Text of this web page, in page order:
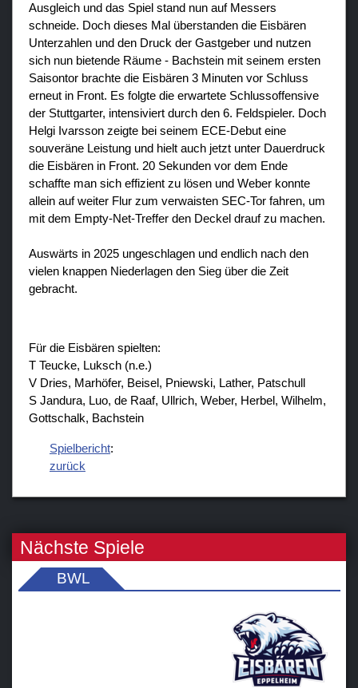
Ausgleich und das Spiel stand nun auf Messers
schneide. Doch dieses Mal überstanden die Eisbären
Unterzahlen und den Druck der Gastgeber und nutzen
sich nun bietende Räume - Bachstein mit seinem ersten
Saisontor brachte die Eisbären 3 Minuten vor Schluss
erneut in Front. Es folgte die erwartete Schlussoffensive
der Stuttgarter, intensiviert durch den 6. Feldspieler. Doch
Helgi Ivarsson zeigte bei seinem ECE-Debut eine
souveräne Leistung und hielt auch jetzt unter Dauerdruck
die Eisbären in Front. 20 Sekunden vor dem Ende
schaffte man sich effizient zu lösen und Weber konnte
allein auf weiter Flur zum verwaisten SEC-Tor fahren, um
mit dem Empty-Net-Treffer den Deckel drauf zu machen.
Auswärts in 2025 ungeschlagen und endlich nach den
vielen knappen Niederlagen den Sieg über die Zeit
gebracht.
Für die Eisbären spielten:
T Teucke, Luksch (n.e.)
V Dries, Marhöfer, Beisel, Pniewski, Lather, Patschull
S Jandura, Luo, de Raaf, Ullrich, Weber, Herbel, Wilhelm,
Gottschalk, Bachstein
Spielbericht:
zurück
Nächste Spiele
BWL